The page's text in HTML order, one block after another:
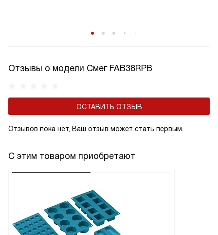
Отзывы о модели Смег FAB38RPB
ОСТАВИТЬ ОТЗЫВ
Отзывов пока нет, Ваш отзыв может стать первым.
С этим товаром приобретают